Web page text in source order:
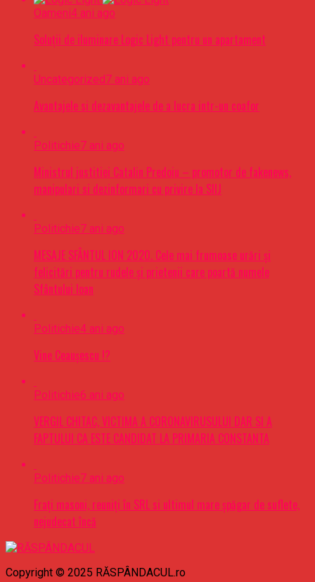
Oameni4 ani ago
Soluții de iluminare Logic Light pentru un apartament
Uncategorized7 ani ago
Avantajele si dezavantajele de a lucra intr-un coafor
Politichie7 ani ago
Ministrul justitiei Catalin Predoiu – promotor de fakenews,
manipulari si dezinformari cu privire la SIIJ
Politichie7 ani ago
MESAJE SFÂNTUL ION 2020. Cele mai frumoase urări şi
felicitări pentru rudele şi prietenii care poartă numele
Sfântului Ioan
Politichie4 ani ago
Vine Ceaușescu !?
Politichie6 ani ago
VERGIL CHITAC, VICTIMA A CORONAVIRUSULUI DAR SI A
FAPTULUI CA ESTE CANDIDAT LA PRIMARIA CONSTANTA
Politichie7 ani ago
Frați masoni, reuniți în SRL si ultimul mare șpăgar de suflete,
nejudecat încă
Copyright © 2025 RĂSPÂNDACUL.ro